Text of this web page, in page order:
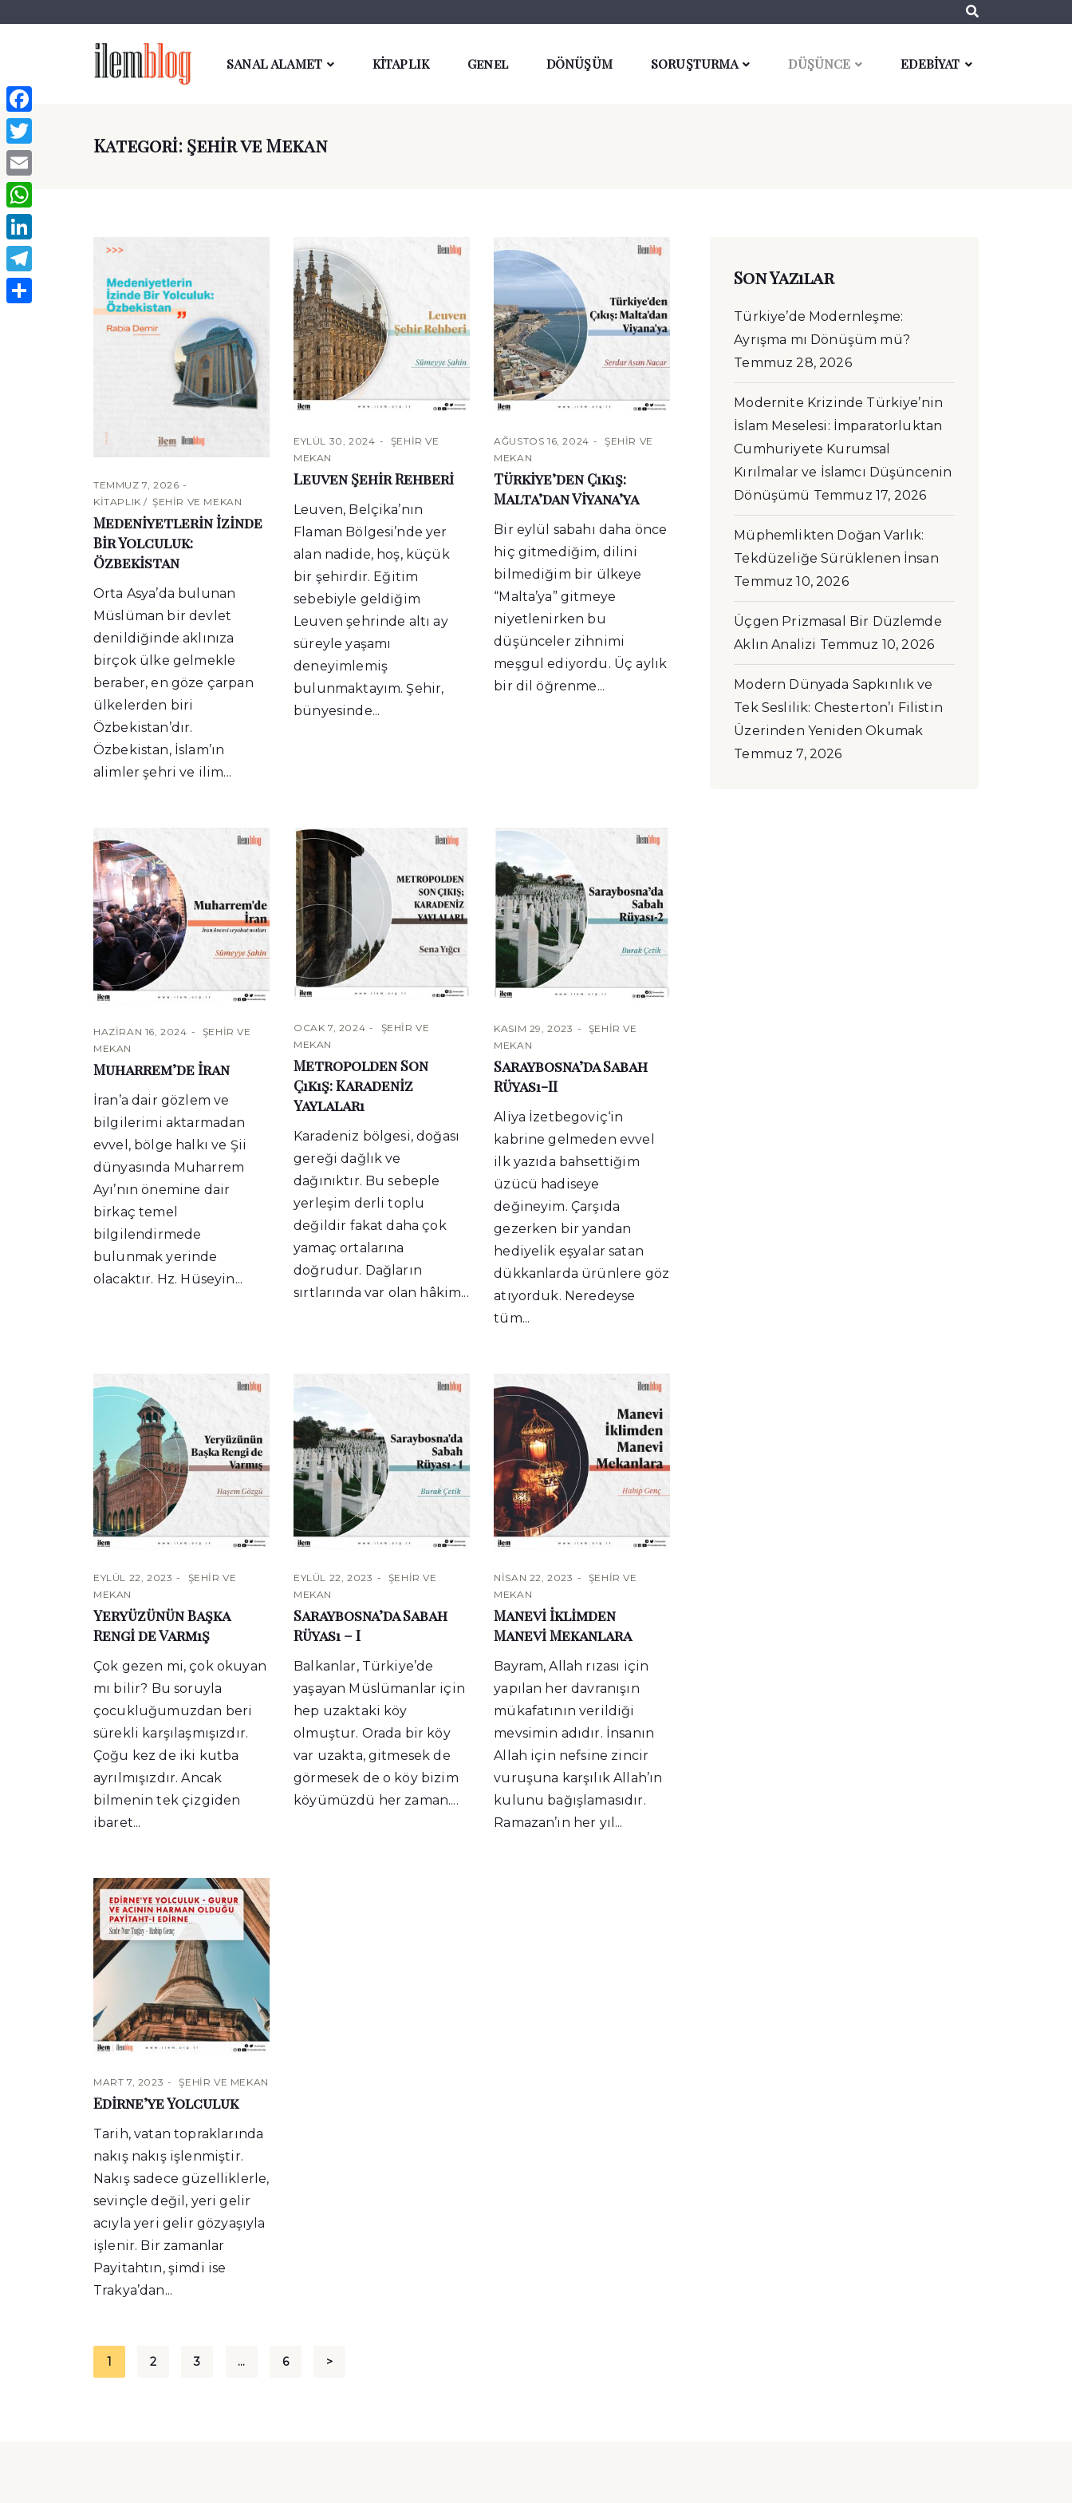
SANAL ALAMET KİTAPLIK Genel DÖNÜŞÜM SORUŞTURMA DÜŞÜNCE EDEBİYAT
Kategori: Şehir ve Mekan
TEMMUZ 7, 2026
KITAPLIK
ŞEHIR VE MEKAN
Medeniyetlerin İzinde
Bir Yolculuk:
Özbekistan
Orta Asya’da bulunan
Müslüman bir devlet
denildiğinde aklınıza
birçok ülke gelmekle
beraber, en göze çarpan
ülkelerden biri
Özbekistan’dır.
Özbekistan, İslam’ın
alimler şehri ve ilim...
EYLÜL 30, 2024
ŞEHIR VE
MEKAN
Leuven Şehir Rehberi
Leuven, Belçika’nın
Flaman Bölgesi’nde yer
alan nadide, hoş, küçük
bir şehirdir. Eğitim
sebebiyle geldiğim
Leuven şehrinde altı ay
süreyle yaşamı
deneyimlemiş
bulunmaktayım. Şehir,
bünyesinde...
AĞUSTOS 16, 2024
ŞEHIR VE
MEKAN
Türkiye’den Çıkış:
Malta’dan Viyana’ya
Bir eylül sabahı daha önce
hiç gitmediğim, dilini
bilmediğim bir ülkeye
“Malta’ya” gitmeye
niyetlenirken bu
düşünceler zihnimi
meşgul ediyordu. Üç aylık
bir dil öğrenme...
HAZIRAN 16, 2024
ŞEHIR VE
MEKAN
Muharrem’de İran
İran’a dair gözlem ve
bilgilerimi aktarmadan
evvel, bölge halkı ve Şii
dünyasında Muharrem
Ayı’nın önemine dair
birkaç temel
bilgilendirmede
bulunmak yerinde
olacaktır. Hz. Hüseyin...
OCAK 7, 2024
ŞEHIR VE
MEKAN
Metropolden Son
Çıkış: Karadeniz
Yaylaları
Karadeniz bölgesi, doğası
gereği dağlık ve
dağınıktır. Bu sebeple
yerleşim derli toplu
değildir fakat daha çok
yamaç ortalarına
doğrudur. Dağların
sırtlarında var olan hâkim...
KASIM 29, 2023
ŞEHIR VE
MEKAN
Saraybosna’da Sabah
Rüyası-II
Aliya İzetbegoviç‘in
kabrine gelmeden evvel
ilk yazıda bahsettiğim
üzücü hadiseye
değineyim. Çarşıda
gezerken bir yandan
hediyelik eşyalar satan
dükkanlarda ürünlere göz
atıyorduk. Neredeyse
tüm...
EYLÜL 22, 2023
ŞEHIR VE
MEKAN
Yeryüzünün Başka
Rengi de Varmış
Çok gezen mi, çok okuyan
mı bilir? Bu soruyla
çocukluğumuzdan beri
sürekli karşılaşmışızdır.
Çoğu kez de iki kutba
ayrılmışızdır. Ancak
bilmenin tek çizgiden
ibaret...
EYLÜL 22, 2023
ŞEHIR VE
MEKAN
Saraybosna’da Sabah
Rüyası – I
Balkanlar, Türkiye’de
yaşayan Müslümanlar için
hep uzaktaki köy
olmuştur. Orada bir köy
var uzakta, gitmesek de
görmesek de o köy bizim
köyümüzdü her zaman....
NISAN 22, 2023
ŞEHIR VE
MEKAN
Manevi İklimden
Manevi Mekanlara
Bayram, Allah rızası için
yapılan her davranışın
mükafatının verildiği
mevsimin adıdır. İnsanın
Allah için nefsine zincir
vuruşuna karşılık Allah’ın
kulunu bağışlamasıdır.
Ramazan’ın her yıl...
MART 7, 2023 ŞEHIR VE MEKAN
Edirne’ye Yolculuk
Tarih, vatan topraklarında
nakış nakış işlenmiştir.
Nakış sadece güzelliklerle,
sevinçle değil, yeri gelir
acıyla yeri gelir gözyaşıyla
işlenir. Bir zamanlar
Payitahtın, şimdi ise
Trakya’dan...
Yazı
1 2 3 … 6 >
Son Yazılar
Türkiye’de Modernleşme:
Ayrışma mı Dönüşüm mü?
Temmuz 28, 2026
Modernite Krizinde Türkiye’nin
İslam Meselesi: İmparatorluktan
Cumhuriyete Kurumsal
Kırılmalar ve İslamcı Düşüncenin
Dönüşümü Temmuz 17, 2026
Müphemlikten Doğan Varlık:
Tekdüzeliğe Sürüklenen İnsan
Temmuz 10, 2026
Üçgen Prizmasal Bir Düzlemde
Aklın Analizi Temmuz 10, 2026
Modern Dünyada Sapkınlık ve
Tek Seslilik: Chesterton’ı Filistin
Üzerinden Yeniden Okumak
Temmuz 7, 2026
Facebook
Twitter
Email
WhatsApp
LinkedIn
Telegram